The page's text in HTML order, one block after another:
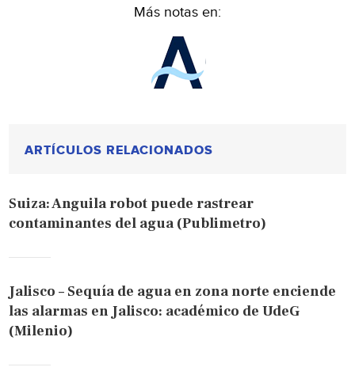
Más notas en:
ARTÍCULOS RELACIONADOS
Suiza: Anguila robot puede rastrear
contaminantes del agua (Publimetro)
Jalisco – Sequía de agua en zona norte enciende
las alarmas en Jalisco: académico de UdeG
(Milenio)